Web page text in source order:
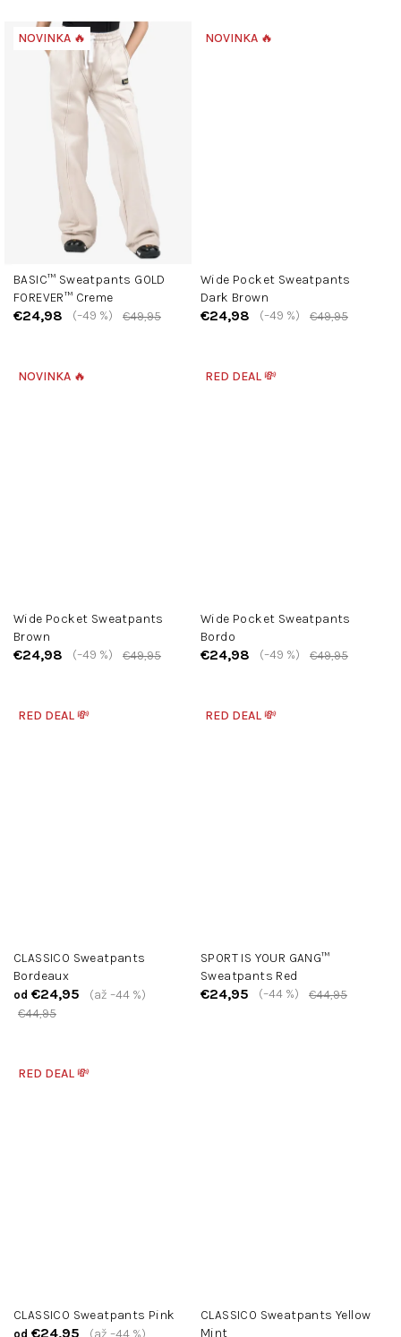
NOVINKA 🔥
BASIC™ Sweatpants GOLD
FOREVER™ Creme
€24,98 €49,95
(–49 %)
NOVINKA 🔥
Wide Pocket Sweatpants
Dark Brown
€24,98 €49,95
(–49 %)
NOVINKA 🔥
Wide Pocket Sweatpants
Brown
€24,98 €49,95
(–49 %)
RED DEAL 💸
Wide Pocket Sweatpants
Bordo
€24,98 €49,95
(–49 %)
RED DEAL 💸
CLASSICO Sweatpants
Bordeaux
od €24,95
€44,95
(až –44 %)
RED DEAL 💸
SPORT IS YOUR GANG™
Sweatpants Red
€24,95 €44,95
(–44 %)
RED DEAL 💸
CLASSICO Sweatpants Pink
od €24,95
CLASSICO Sweatpants Yellow
Mint